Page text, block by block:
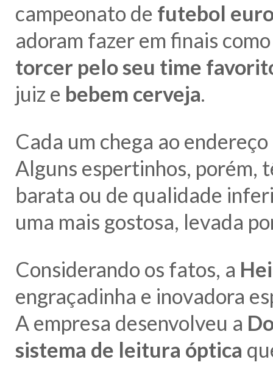
campeonato de futebol
adoram fazer em finais
torcer pelo seu time
juiz e bebem cerveja.
Cada um chega ao
Alguns espertinhos, porém,
barata ou de qualidade
uma mais gostosa, levada
Considerando os fatos, a
engraçadinha e inovadora
A empresa desenvolveu a
sistema de leitura óptica